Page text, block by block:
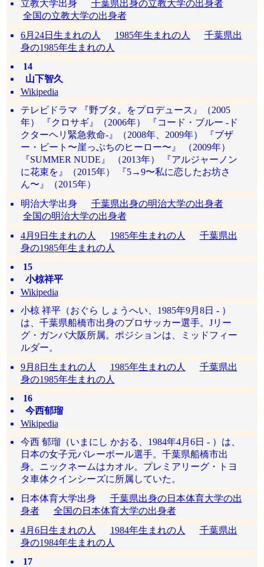
立教大学出身 千葉県出身の立教大学の出身者
全国の立教大学の出身者
6月24日生まれの人
1985年生まれの人
千葉県出
身の1985年生まれの人
14
山下智久
Wikipedia
テレビドラマ 『野ブタ。をプロデュース』（2005
年） 『クロサギ』（2006年） 『コード・ブルー -ド
クターヘリ緊急救命-』（2008年、2009年） 『ブザ
ー・ビート〜崖っぷちのヒーロー〜』 （2009年）
『SUMMER NUDE』 （2013年） 『アルジャーノン
に花束を』（2015年） 『5→9〜私に恋したお坊さ
ん〜』（2015年）
明治大学出身 千葉県出身の明治大学の出身者
全国の明治大学の出身者
4月9日生まれの人
1985年生まれの人
千葉県出
身の1985年生まれの人
15
小椋祥平
Wikipedia
小椋 祥平（おぐら しょうへい、1985年9月8日 - ）
は、千葉県船橋市出身のプロサッカー選手。Jリー
グ・ガンバ大阪所属。ポジションは、ミッドフィー
ルダー。
9月8日生まれの人
1985年生まれの人
千葉県出
身の1985年生まれの人
16
今西郁瑠
Wikipedia
今西 郁瑠（いまにし かおる、1984年4月6日 - ）は、
日本の女子元バレーボール選手。千葉県船橋市出
身。ニックネームはカオル。プレミアリーグ・トヨ
タ車体クインシーズに所属していた。
日本体育大学出身 千葉県出身の日本体育大学の出
身者
全国の日本体育大学の出身者
4月6日生まれの人
1984年生まれの人
千葉県出
身の1984年生まれの人
17